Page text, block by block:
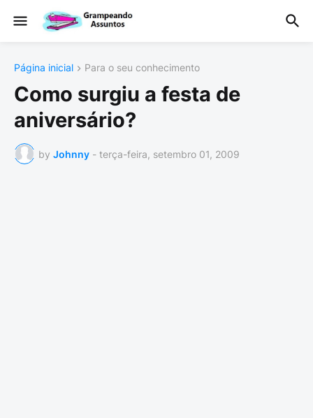
Página inicial Para o seu conhecimento
Como surgiu a festa de
aniversário?
by Johnny - terça-feira, setembro 01, 2009